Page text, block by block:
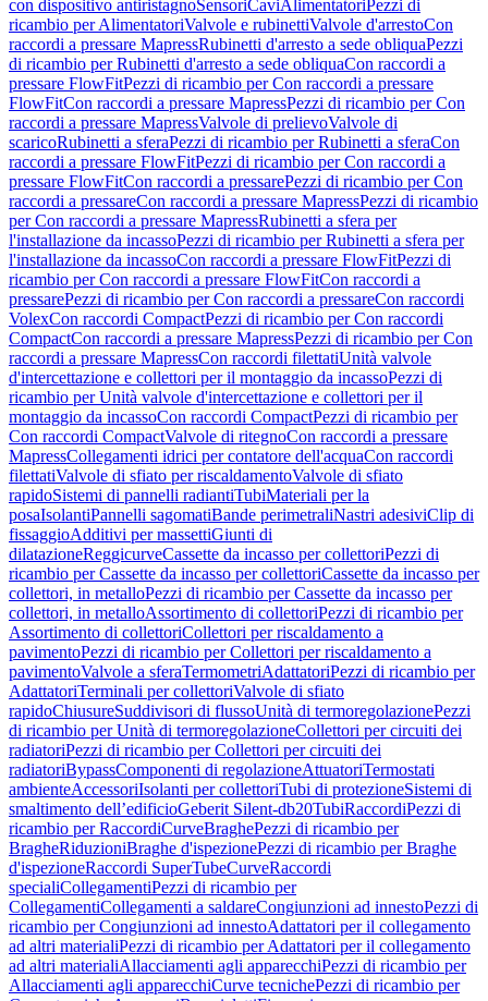
con dispositivo antiristagnoSensoriCaviAlimentatori Pezzi di
ricambio per AlimentatoriValvole e rubinettiValvole d'arrestoCon
raccordi a pressare MapressRubinetti d'arresto a sede obliquaPezzi
di ricambio per Rubinetti d'arresto a sede obliquaCon raccordi a
pressare FlowFitPezzi di ricambio per Con raccordi a pressare
FlowFitCon raccordi a pressare MapressPezzi di ricambio per Con
raccordi a pressare MapressValvole di prelievoValvole di
scaricoRubinetti a sferaPezzi di ricambio per Rubinetti a sferaCon
raccordi a pressare FlowFitPezzi di ricambio per Con raccordi a
pressare FlowFitCon raccordi a pressarePezzi di ricambio per Con
raccordi a pressareCon raccordi a pressare MapressPezzi di ricambio
per Con raccordi a pressare MapressRubinetti a sfera per
l'installazione da incassoPezzi di ricambio per Rubinetti a sfera per
l'installazione da incassoCon raccordi a pressare FlowFitPezzi di
ricambio per Con raccordi a pressare FlowFitCon raccordi a
pressarePezzi di ricambio per Con raccordi a pressareCon raccordi
VolexCon raccordi CompactPezzi di ricambio per Con raccordi
CompactCon raccordi a pressare MapressPezzi di ricambio per Con
raccordi a pressare MapressCon raccordi filettatiUnità valvole
d'intercettazione e collettori per il montaggio da incassoPezzi di
ricambio per Unità valvole d'intercettazione e collettori per il
montaggio da incassoCon raccordi CompactPezzi di ricambio per
Con raccordi CompactValvole di ritegnoCon raccordi a pressare
MapressCollegamenti idrici per contatore dell'acquaCon raccordi
filettatiValvole di sfiato per riscaldamentoValvole di sfiato
rapidoSistemi di pannelli radiantiTubiMateriali per la
posaIsolantiPannelli sagomatiBande perimetraliNastri adesiviClip di
fissaggioAdditivi per massettiGiunti di
dilatazioneReggicurveCassette da incasso per collettoriPezzi di
ricambio per Cassette da incasso per collettoriCassette da incasso per
collettori, in metalloPezzi di ricambio per Cassette da incasso per
collettori, in metalloAssortimento di collettoriPezzi di ricambio per
Assortimento di collettoriCollettori per riscaldamento a
pavimentoPezzi di ricambio per Collettori per riscaldamento a
pavimentoValvole a sferaTermometriAdattatoriPezzi di ricambio per
AdattatoriTerminali per collettoriValvole di sfiato
rapidoChiusureSuddivisori di flussoUnità di termoregolazionePezzi
di ricambio per Unità di termoregolazioneCollettori per circuiti dei
radiatoriPezzi di ricambio per Collettori per circuiti dei
radiatoriBypassComponenti di regolazioneAttuatoriTermostati
ambienteAccessoriIsolanti per collettoriTubi di protezioneSistemi di
smaltimento dell’edificioGeberit Silent-db20TubiRaccordiPezzi di
ricambio per RaccordiCurveBraghePezzi di ricambio per
BragheRiduzioniBraghe d'ispezionePezzi di ricambio per Braghe
d'ispezioneRaccordi SuperTubeCurveRaccordi
specialiCollegamentiPezzi di ricambio per
CollegamentiCollegamenti a saldareCongiunzioni ad innestoPezzi di
ricambio per Congiunzioni ad innestoAdattatori per il collegamento
ad altri materialiPezzi di ricambio per Adattatori per il collegamento
ad altri materialiAllacciamenti agli apparecchiPezzi di ricambio per
Allacciamenti agli apparecchiCurve tecnichePezzi di ricambio per